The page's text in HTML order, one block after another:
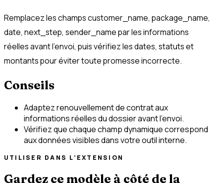
Remplacez les champs customer_name, package_name,
date, next_step, sender_name par les informations
réelles avant l’envoi, puis vérifiez les dates, statuts et
montants pour éviter toute promesse incorrecte.
Conseils
Adaptez renouvellement de contrat aux
informations réelles du dossier avant l’envoi.
Vérifiez que chaque champ dynamique correspond
aux données visibles dans votre outil interne.
UTILISER DANS L’EXTENSION
Gardez ce modèle à côté de la